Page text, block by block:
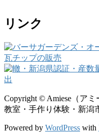
リンク
Copyright © Amiese（ア
教室・手作り体験・新潟
Powered by WordPress with